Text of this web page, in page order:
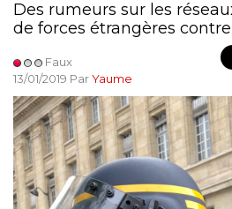
Des rumeurs sur les
de forces étrangères
Faux
13/01/2019 ParYaume